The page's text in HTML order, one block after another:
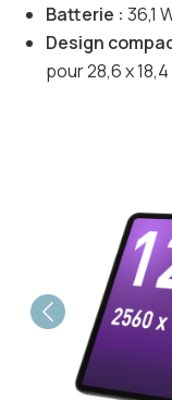
Batterie : 36,1
Design
pour 28,6 x
Previous